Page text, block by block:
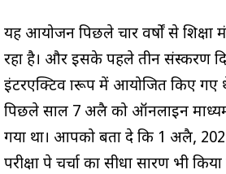
यह आयोजन पिछले चार वर्षों से शिक्षा
रहा है। और इसके पहले तीन संस्करण
इंटरएक्टिव प्रारूप में आयोजित किए
पिछले साल 7 अप्रैल को ऑनलाइन
गया था। आपको बता दे कि 1 अप्रैल,
परीक्षा पे चर्चा का सीधा प्रसारण भी